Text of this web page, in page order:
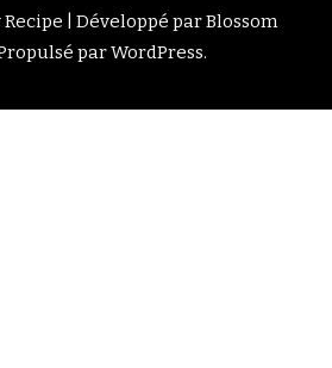
Recipe | Développé parBlossom
parWordPress.